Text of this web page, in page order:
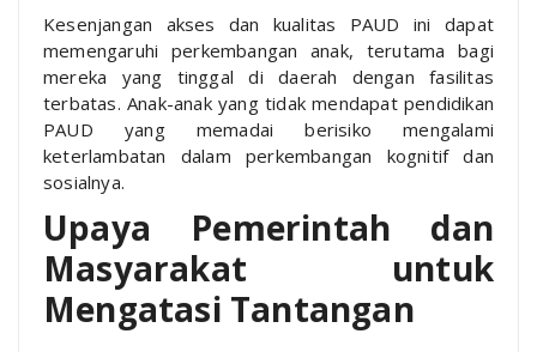
Kesenjangan akses dan kualitas PAUD ini dapat
memengaruhi perkembangan anak, terutama bagi
mereka yang tinggal di daerah dengan fasilitas
terbatas. Anak-anak yang tidak mendapat pendidikan
PAUD yang memadai berisiko mengalami
keterlambatan dalam perkembangan kognitif dan
sosialnya.
Upaya Pemerintah dan
Masyarakat untuk
Mengatasi Tantangan